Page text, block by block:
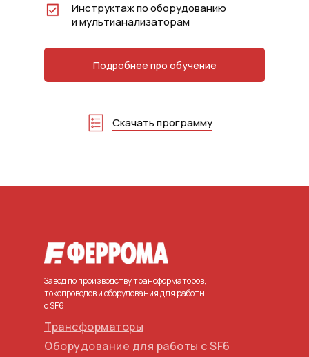
Инструктаж по оборудованию
и мультианализаторам
Подробнее про обучение
Скачать программу
Завод по производству трансформаторов,
токопроводов и оборудования для работы
с SF6
Трансформаторы
Оборудование для работы с SF6